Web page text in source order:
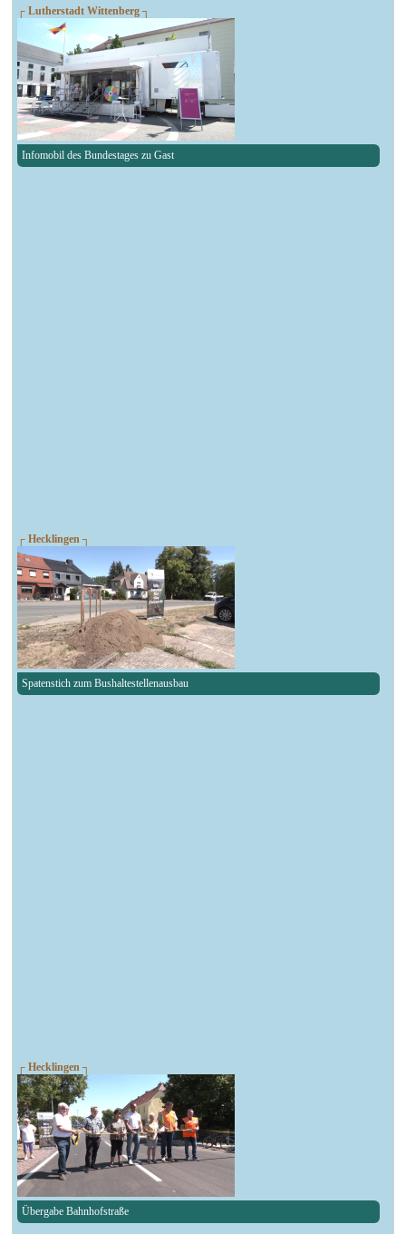
┌ Lutherstadt Wittenberg ┐
Infomobil des Bundestages zu Gast
┌ Hecklingen ┐
Spatenstich zum Bushaltestellenausbau
┌ Hecklingen ┐
Übergabe Bahnhofstraße